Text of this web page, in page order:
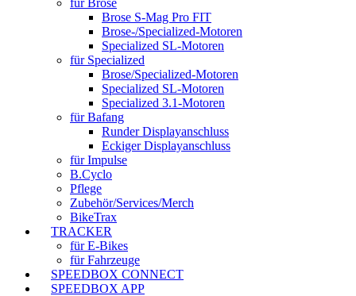
für Brose
Brose S-Mag Pro FIT
Brose-/Specialized-Motoren
Specialized SL-Motoren
für Specialized
Brose/Specialized-Motoren
Specialized SL-Motoren
Specialized 3.1-Motoren
für Bafang
Runder Displayanschluss
Eckiger Displayanschluss
für Impulse
B.Cyclo
Pflege
Zubehör/Services/Merch
BikeTrax
TRACKER
für E-Bikes
für Fahrzeuge
SPEEDBOX CONNECT
SPEEDBOX APP